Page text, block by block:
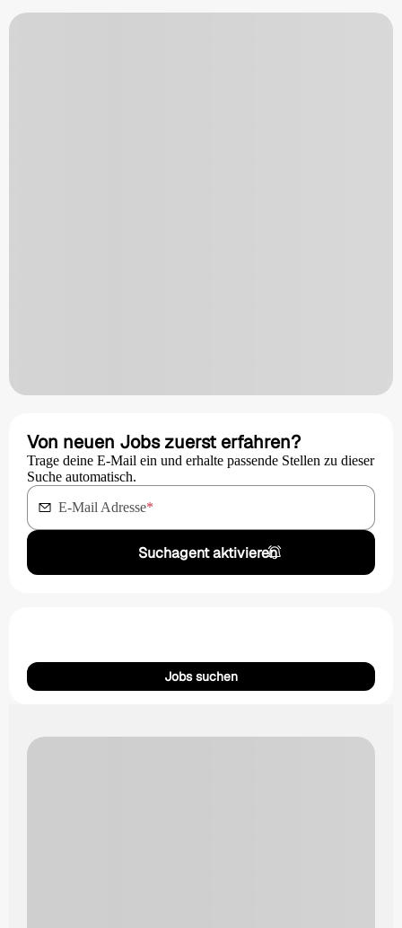
Von neuen Jobs zuerst erfahren?
Trage deine E-Mail ein und erhalte passende Stellen zu dieser
Suche automatisch.
E-Mail Adresse*
Suchagent aktivieren
Jobs suchen